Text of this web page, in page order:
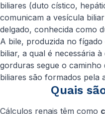
biliares (duto cístico,
comunicam a vesícula
delgado, conhecida como
A bile, produzida no
biliar, a qual é necessária
gorduras segue o caminho
biliares são formados pela
Quais
Cálculos renais têm como